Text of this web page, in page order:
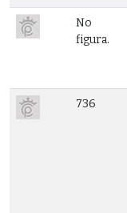
No
figura.
736